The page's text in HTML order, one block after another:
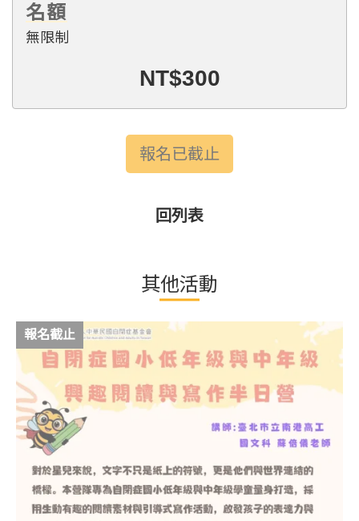
名額
無限制
NT$300
報名已截止
回列表
其他活動
報名截止